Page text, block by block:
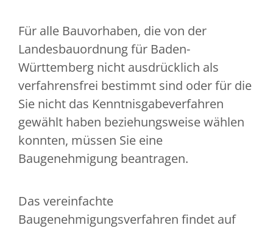
Für alle Bauvorhaben, die von der
Landesbauordnung für Baden-
Württemberg nicht ausdrücklich als
verfahrensfrei bestimmt sind oder für die
Sie nicht das Kenntnisgabeverfahren
gewählt haben beziehungsweise wählen
konnten, müssen Sie eine
Baugenehmigung beantragen.
Das vereinfachte
Baugenehmigungsverfahren findet auf